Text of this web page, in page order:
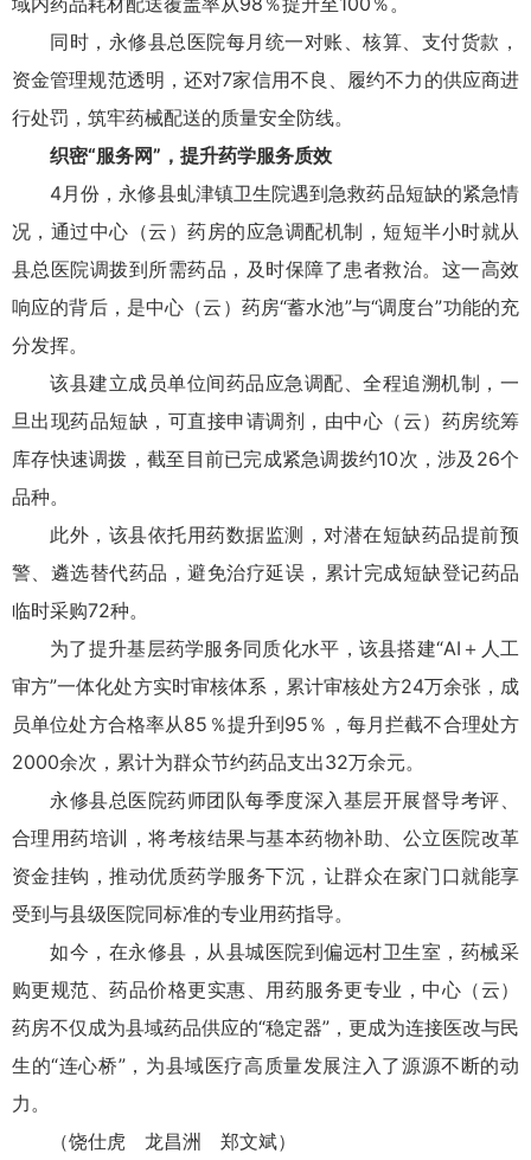
同时，永修县总医院每月统一对账、核算、支付货款，
资金管理规范透明，还对7家信用不良、履约不力的供应商进
行处罚，筑牢药械配送的质量安全防线。
织密“服务网”，提升药学服务质效
4月份，永修县虬津镇卫生院遇到急救药品短缺的紧急情
况，通过中心（云）药房的应急调配机制，短短半小时就从
县总医院调拨到所需药品，及时保障了患者救治。这一高效
响应的背后，是中心（云）药房“蓄水池”与“调度台”功能的充
分发挥。
该县建立成员单位间药品应急调配、全程追溯机制，一
旦出现药品短缺，可直接申请调剂，由中心（云）药房统筹
库存快速调拨，截至目前已完成紧急调拨约10次，涉及26个
品种。
此外，该县依托用药数据监测，对潜在短缺药品提前预
警、遴选替代药品，避免治疗延误，累计完成短缺登记药品
临时采购72种。
为了提升基层药学服务同质化水平，该县搭建“AI＋人工
审方”一体化处方实时审核体系，累计审核处方24万余张，成
员单位处方合格率从85％提升到95％，每月拦截不合理处方
2000余次，累计为群众节约药品支出32万余元。
永修县总医院药师团队每季度深入基层开展督导考评、
合理用药培训，将考核结果与基本药物补助、公立医院改革
资金挂钩，推动优质药学服务下沉，让群众在家门口就能享
受到与县级医院同标准的专业用药指导。
如今，在永修县，从县城医院到偏远村卫生室，药械采
购更规范、药品价格更实惠、用药服务更专业，中心（云）
药房不仅成为县域药品供应的“稳定器”，更成为连接医改与民
生的“连心桥”，为县域医疗高质量发展注入了源源不断的动
力。
（饶仕虎 龙昌洲 郑文斌）